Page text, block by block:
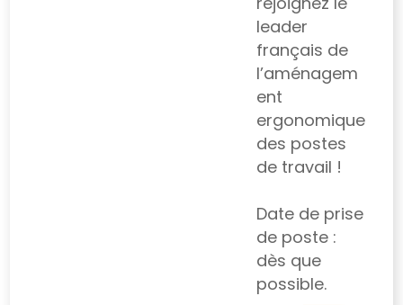
leader
français de
l’aménagem
ent
ergonomique
des postes
de travail !
Date de prise
de poste :
dès que
possible.